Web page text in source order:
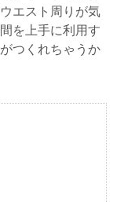
エスト周りが気
を上手に利用す
つくれちゃうか